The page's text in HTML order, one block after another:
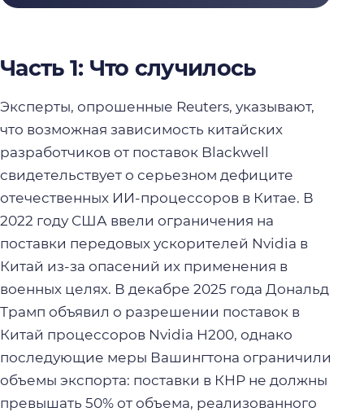
Часть 1: Что случилось
Эксперты, опрошенные Reuters, указывают,
что возможная зависимость китайских
разработчиков от поставок Blackwell
свидетельствует о серьезном дефиците
отечественных ИИ-процессоров в Китае. В
2022 году США ввели ограничения на
поставки передовых ускорителей Nvidia в
Китай из-за опасений их применения в
военных целях. В декабре 2025 года Дональд
Трамп объявил о разрешении поставок в
Китай процессоров Nvidia H200, однако
последующие меры Вашингтона ограничили
объемы экспорта: поставки в КНР не должны
превышать 50% от объема, реализованного